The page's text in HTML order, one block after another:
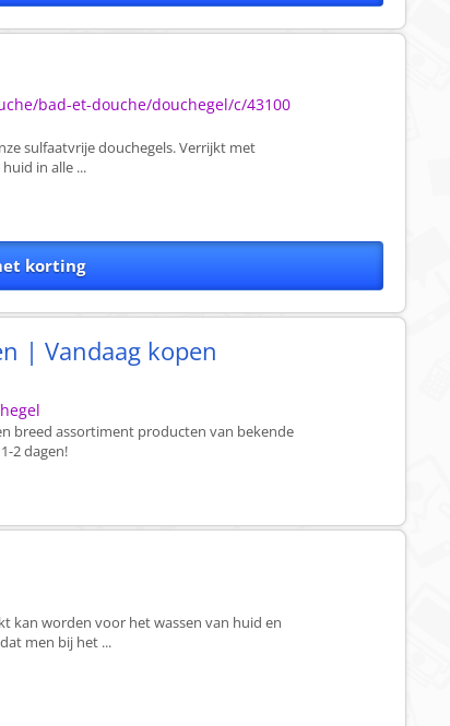
bad-et-douche/douchegel/c/43100
sulfaatvrije douchegels. Verrijkt met
in alle ...
korting
| Vandaag kopen
breed assortiment producten van bekende
2 dagen!
kan worden voor het wassen van huid en
men bij het ...